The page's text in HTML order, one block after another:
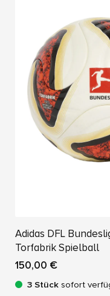
Adidas DFL
Torfabrik Spielball
150,00 €
3 Stück sofort